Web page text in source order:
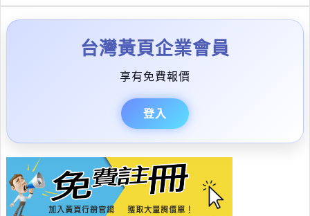
台灣黃頁企業會員
享有免費報價
登入